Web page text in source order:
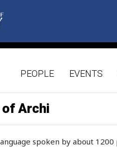
PEOPLE EVENTS
Archi
spoken by about